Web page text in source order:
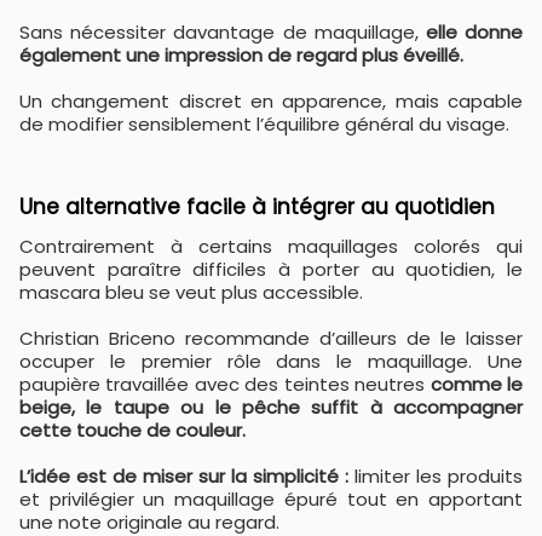
Sans nécessiter davantage de maquillage, elle donne
également une impression de regard plus éveillé.
Un changement discret en apparence, mais capable
de modifier sensiblement l’équilibre général du visage.
Une alternative facile à intégrer au quotidien
Contrairement à certains maquillages colorés qui
peuvent paraître difficiles à porter au quotidien, le
mascara bleu se veut plus accessible.
Christian Briceno recommande d’ailleurs de le laisser
occuper le premier rôle dans le maquillage. Une
paupière travaillée avec des teintes neutres comme le
beige, le taupe ou le pêche suffit à accompagner
cette touche de couleur.
L’idée est de miser sur la simplicité : limiter les produits
et privilégier un maquillage épuré tout en apportant
une note originale au regard.